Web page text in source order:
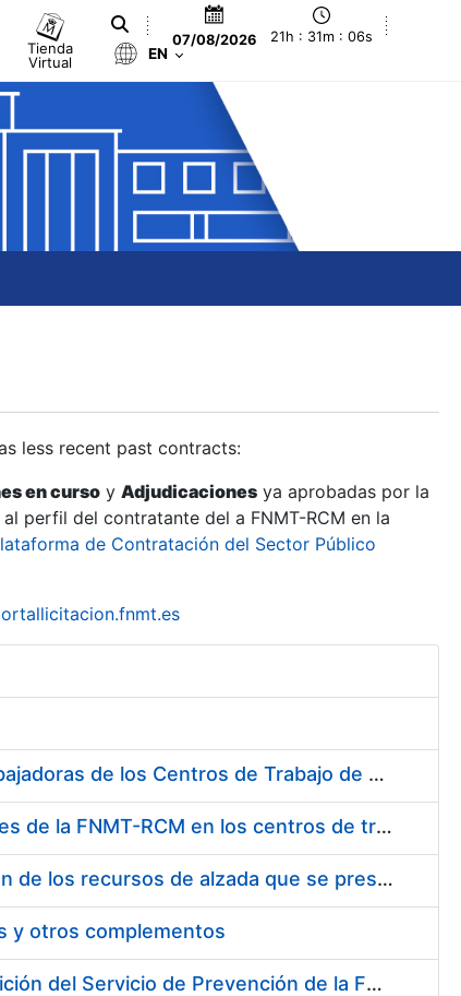
Tienda
Virtual
07/08/2026 21h : 31m : 07s
EN
less recent past contracts:
en curso y Adjudicaciones ya aprobadas por la
perfil del contratante del a FNMT-RCM en la
de Contratación del Sector Público
Suministro de Protectores Auditivos a medida para las personas trabajadoras de los Centros de Trabajo de Madrid y Burgos
Suministro de gafas graduadas antiproyecciones para los trabajadores de la FNMT-RCM en los centros de trabajo de Madrid y Burgos
Servicios de una empresa externa para el asesoramiento y resolución de los recursos de alzada que se presentan relacionados con procesos de selección para la FNMT-RCM
y otros complementos
Servicio de Calibración y Verificación Externa de los Equipos de Medición del Servicio de Prevención de la FNMT-RCM